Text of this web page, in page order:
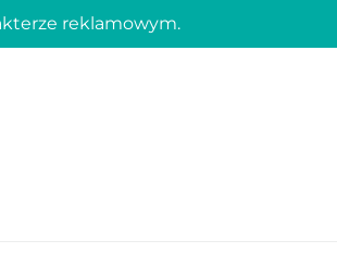
reklamowym.